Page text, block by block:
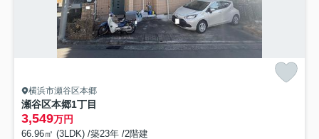
横浜市瀬谷区本郷
瀬谷区本郷1丁目
3,549万円
66.96㎡ (3LDK) /築23年 /2階建